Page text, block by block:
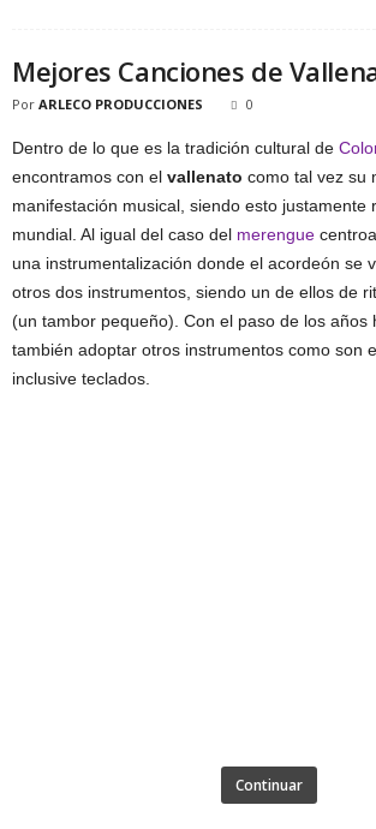
Mejores Canciones de
Por ARLECO PRODUCCIONES 0
Dentro de lo que es la tradición cultural de
encontramos con el vallenato como tal vez su
manifestación musical, siendo esto justamente
mundial. Al igual del caso del merengue
una instrumentalización donde el acordeón se
otros dos instrumentos, siendo un de ellos de
(un tambor pequeño). Con el paso de los años
también adoptar otros instrumentos como son
inclusive teclados.
Continuar